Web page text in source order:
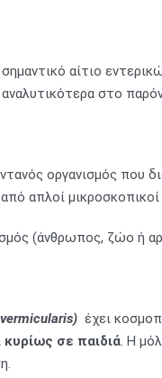
αίτιο
στο
οργανισμός που
απλοί
(άνθρωπος, ζώο ή
έχει
κυρίως σε παιδιά. Η